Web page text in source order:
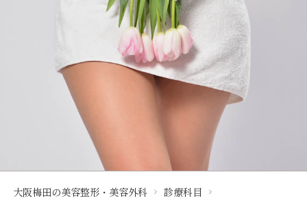
大阪梅田の美容整形・美容外科 診療科目